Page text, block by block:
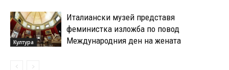
Култура
Италиански музей представя
феминистка изложба по повод
Международния ден на жената